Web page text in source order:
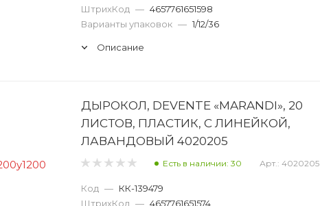
ШтрихКод — 4657761651598
Варианты упаковок — 1/12/36
Описание
ДЫРОКОЛ, DEVENTE «MARANDI», 20
ЛИСТОВ, ПЛАСТИК, С ЛИНЕЙКОЙ,
ЛАВАНДОВЫЙ 4020205
Есть в наличии: 30 Арт.: 4020205
Код — КК-139479
ШтрихКод — 4657761651574